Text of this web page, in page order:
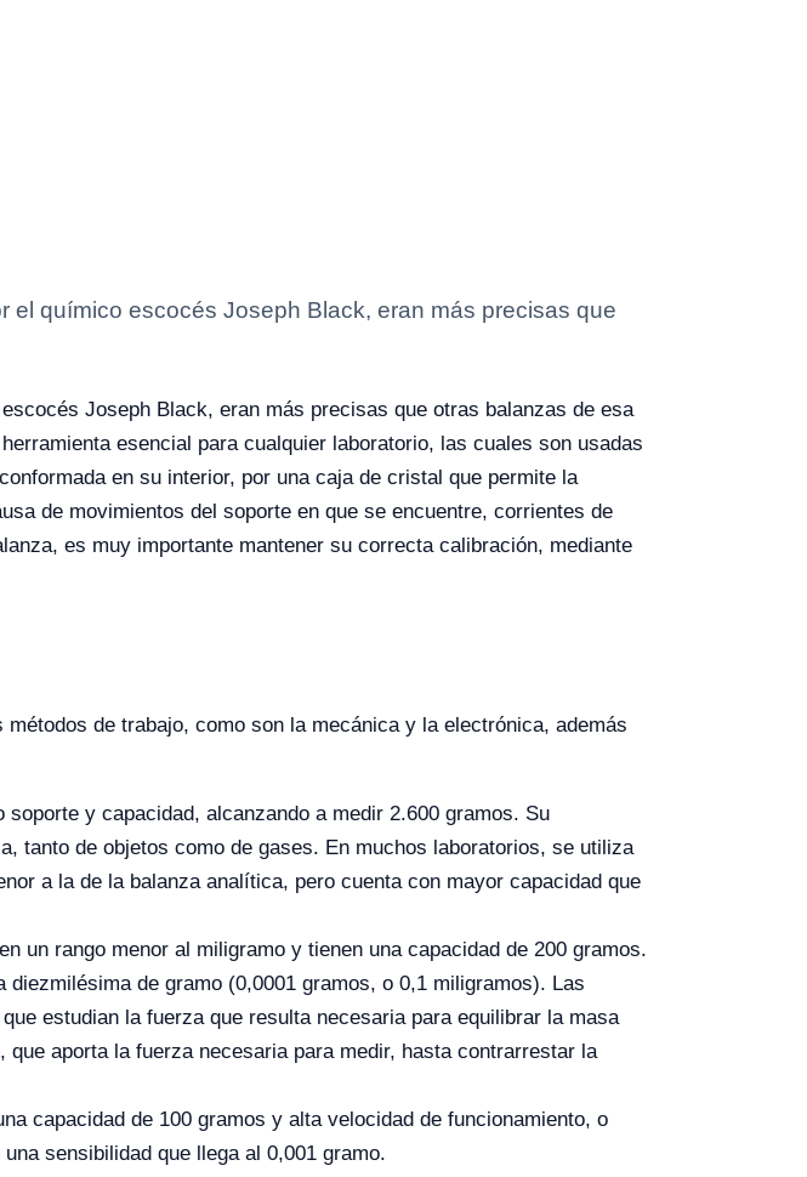
químico escocés Joseph Black, eran más precisas que
Joseph Black, eran más precisas que otras balanzas de esa
esencial para cualquier laboratorio, las cuales son usadas
en su interior, por una caja de cristal que permite la
de movimientos del soporte en que se encuentre, corrientes de
es muy importante mantener su correcta calibración, mediante
de trabajo, como son la mecánica y la electrónica, además
y capacidad, alcanzando a medir 2.600 gramos. Su
tanto de objetos como de gases. En muchos laboratorios, se utiliza
a la de la balanza analítica, pero cuenta con mayor capacidad que
un rango menor al miligramo y tienen una capacidad de 200 gramos.
de gramo (0,0001 gramos, o 0,1 miligramos). Las
estudian la fuerza que resulta necesaria para equilibrar la masa
aporta la fuerza necesaria para medir, hasta contrarrestar la
capacidad de 100 gramos y alta velocidad de funcionamiento, o
sensibilidad que llega al 0,001 gramo.